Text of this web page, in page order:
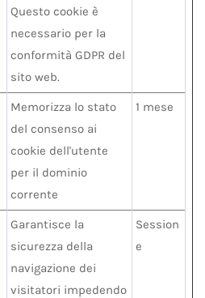
Questo cookie è
necessario per la
conformità GDPR del
sito web.
Memorizza lo stato
del consenso ai
cookie dell'utente
per il dominio
corrente
1 mese
Garantisce la
sicurezza della
navigazione dei
visitatori impedendo
Session
e